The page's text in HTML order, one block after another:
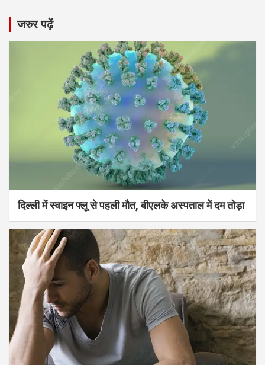
जरुर पढ़ें
दिल्ली में स्वाइन फ्लू से पहली मौत, बीएलके अस्पताल में दम तोड़ा